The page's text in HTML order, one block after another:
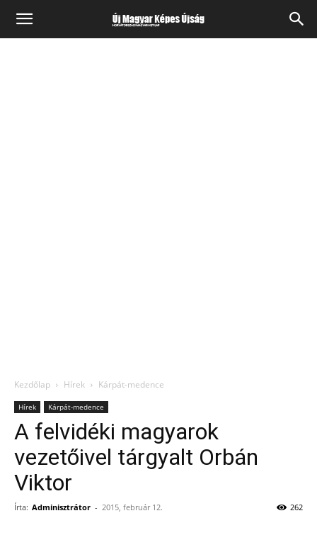
Kezdőlap Hírek Kárpát-medence
Hírek Kárpát-medence
A felvidéki magyarok
vezetőivel tárgyalt Orbán
Viktor
Írta: Adminisztrátor - 2015, február 12. 262